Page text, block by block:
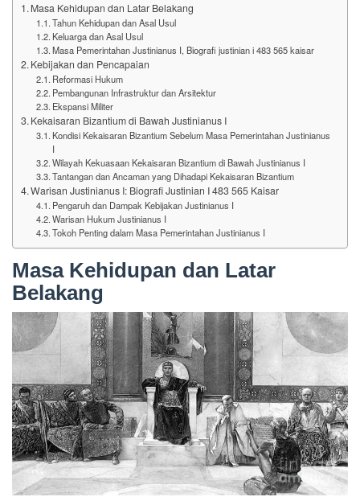
Masa Kehidupan dan Latar Belakang
Tahun Kehidupan dan Asal Usul
Keluarga dan Asal Usul
Masa Pemerintahan Justinianus I, Biografi justinian i 483 565 kaisar
Kebijakan dan Pencapaian
Reformasi Hukum
Pembangunan Infrastruktur dan Arsitektur
Ekspansi Militer
Kekaisaran Bizantium di Bawah Justinianus I
Kondisi Kekaisaran Bizantium Sebelum Masa Pemerintahan Justinianus
I
Wilayah Kekuasaan Kekaisaran Bizantium di Bawah Justinianus I
Tantangan dan Ancaman yang Dihadapi Kekaisaran Bizantium
Warisan Justinianus I: Biografi Justinian I 483 565 Kaisar
Pengaruh dan Dampak Kebijakan Justinianus I
Warisan Hukum Justinianus I
Tokoh Penting dalam Masa Pemerintahan Justinianus I
Masa Kehidupan dan Latar
Belakang